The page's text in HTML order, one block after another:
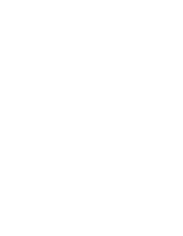
estamos aquí para hacer
tenemos para ofrecerte en
en Sodimac
tus proyectos y
que tenemos para
y poltronas en Sodimac.
y decoración.